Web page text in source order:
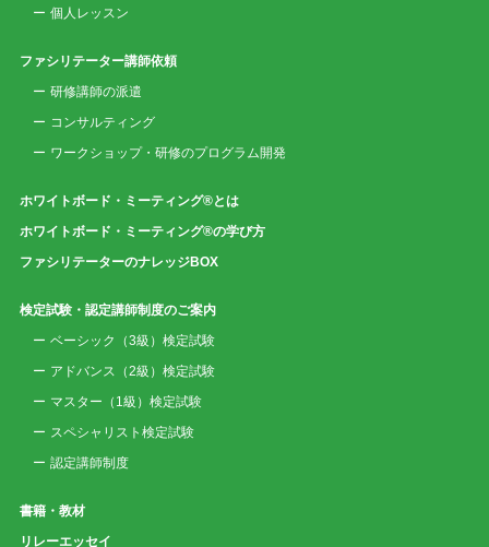
個人レッスン
ファシリテーター講師依頼
研修講師の派遣
コンサルティング
ワークショップ・研修のプログラム開発
ホワイトボード・ミーティング®とは
ホワイトボード・ミーティング®の学び方
ファシリテーターのナレッジBOX
検定試験・認定講師制度のご案内
ベーシック（3級）検定試験
アドバンス（2級）検定試験
マスター（1級）検定試験
スペシャリスト検定試験
認定講師制度
書籍・教材
リレーエッセイ